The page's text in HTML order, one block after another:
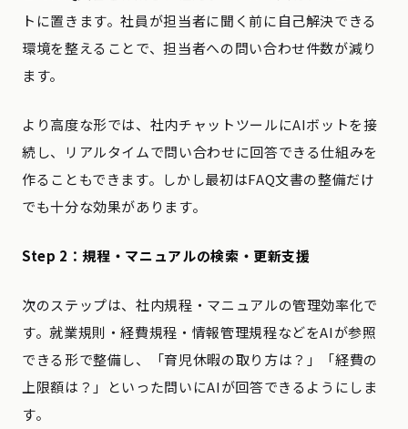
トに置きます。社員が担当者に聞く前に自己解決できる
環境を整えることで、担当者への問い合わせ件数が減り
ます。
より高度な形では、社内チャットツールにAIボットを接
続し、リアルタイムで問い合わせに回答できる仕組みを
作ることもできます。しかし最初はFAQ文書の整備だけ
でも十分な効果があります。
Step 2：規程・マニュアルの検索・更新支援
次のステップは、社内規程・マニュアルの管理効率化で
す。就業規則・経費規程・情報管理規程などをAIが参照
できる形で整備し、「育児休暇の取り方は？」「経費の
上限額は？」といった問いにAIが回答できるようにしま
す。